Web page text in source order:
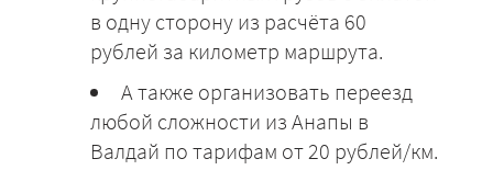
в одну сторону из расчёта 60
рублей за километр маршрута.
А также организовать переезд
любой сложности из Анапы в
Валдай по тарифам от 20 рублей/км.